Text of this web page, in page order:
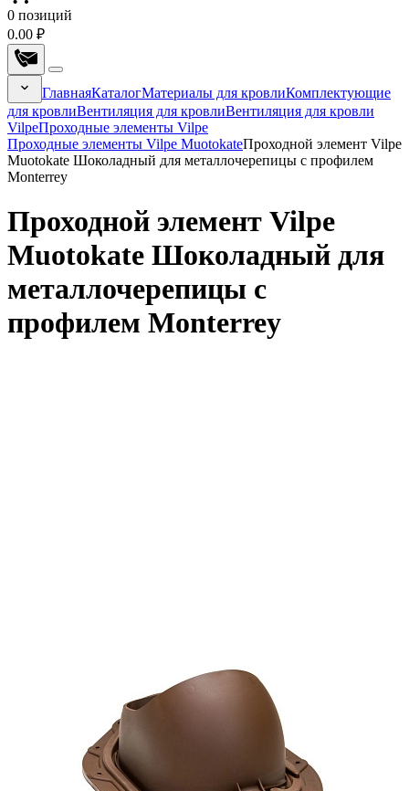
0 позиций
0.00 ₽
ГлавнаяКаталогМатериалы для кровлиКомплектующие
для кровлиВентиляция для кровлиВентиляция для кровли
VilpeПроходные элементы Vilpe
Проходные элементы Vilpe MuotokateПроходной элемент Vilpe
Muotokate Шоколадный для металлочерепицы с профилем
Monterrey
Проходной элемент Vilpe
Muotokate Шоколадный для
металлочерепицы с
профилем Monterrey